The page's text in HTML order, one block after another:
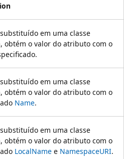
em uma classe
obtém o valor do atributo com o
em uma classe
obtém o valor do atributo com o
Name.
em uma classe
obtém o valor do atributo com o
LocalName e NamespaceURI.